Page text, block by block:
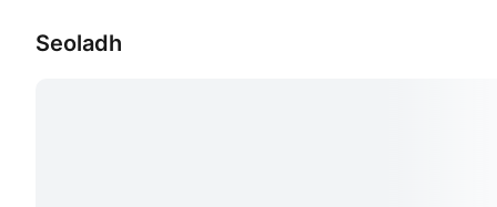
Seoladh